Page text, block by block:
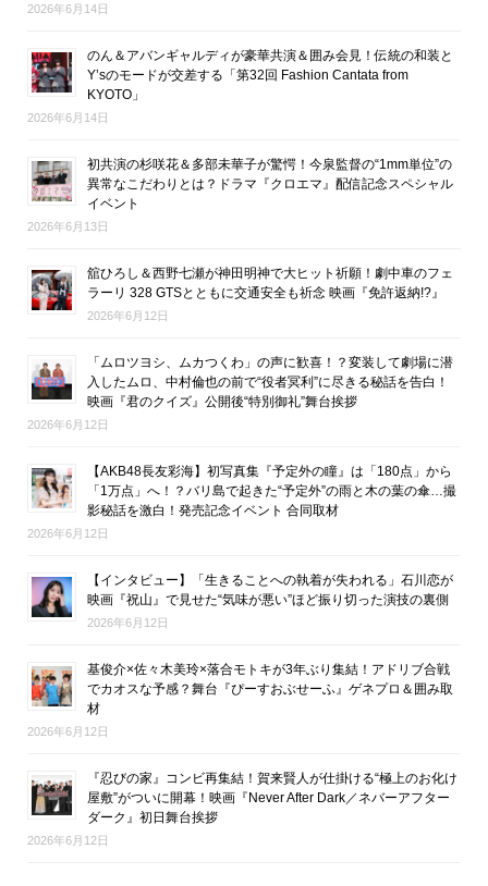
2026年6月14日
のん＆アバンギャルディが豪華共演＆囲み会見！伝統の和装と
Y’sのモードが交差する「第32回 Fashion Cantata from
KYOTO」
2026年6月14日
初共演の杉咲花＆多部未華子が驚愕！今泉監督の“1mm単位”の
異常なこだわりとは？ドラマ『クロエマ』配信記念スペシャル
イベント
2026年6月13日
舘ひろし＆西野七瀬が神田明神で大ヒット祈願！劇中車のフェ
ラーリ 328 GTSとともに交通安全も祈念 映画『免許返納!?』
2026年6月12日
「ムロツヨシ、ムカつくわ」の声に歓喜！？変装して劇場に潜
入したムロ、中村倫也の前で“役者冥利”に尽きる秘話を告白！
映画『君のクイズ』公開後“特別御礼”舞台挨拶
2026年6月12日
【AKB48長友彩海】初写真集『予定外の瞳』は「180点」から
「1万点」へ！？バリ島で起きた“予定外”の雨と木の葉の傘…撮
影秘話を激白！発売記念イベント 合同取材
2026年6月12日
【インタビュー】「生きることへの執着が失われる」石川恋が
映画『祝山』で見せた“気味が悪い”ほど振り切った演技の裏側
2026年6月12日
基俊介×佐々木美玲×落合モトキが3年ぶり集結！アドリブ合戦
でカオスな予感？舞台『ぴーすおぶせーふ』ゲネプロ＆囲み取
材
2026年6月12日
『忍びの家』コンビ再集結！賀来賢人が仕掛ける“極上のお化け
屋敷”がついに開幕！映画『Never After Dark／ネバーアフター
ダーク』初日舞台挨拶
2026年6月12日